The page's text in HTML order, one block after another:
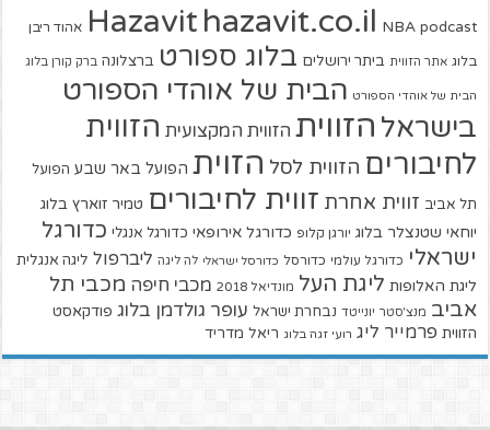
Hazavit hazavit.co.il NBA podcast אהוד ריבן
בלוג אתר הזווית ביתר ירושלים בלוג ספורט ברצלונה ברק קורן בלוג
הבית של אוהדי הספורט הבית של אוהדי הספורט
בישראל הזווית הזווית המקצועית הזווית
לחיבורים הזווית לסל הזוית הפועל באר שבע הפועל
תל אביב זווית אחרת זווית לחיבורים טמיר זוארץ בלוג
יוחאי שטנצלר בלוג יורגן קלופ כדורגל אירופאי כדורגל אנגלי כדורגל
ישראלי כדורגל עולמי כדורסל כדורסל ישראלי לה ליגה ליברפול ליגה אנגלית
ליגת האלופות ליגת העל מונדיאל 2018 מכבי חיפה מכבי תל
אביב מנצ'סטר יונייטד נבחרת ישראל עופר גולדמן בלוג פודקאסט
הזווית פרמייר ליג רועי זגה בלוג ריאל מדריד